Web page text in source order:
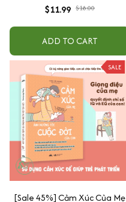
phật bản mệnh, để ốp lưng
quang
$11.99 $18.00
ADD TO CART
SALE
[Sale 45%] Cảm Xúc Của Mẹ